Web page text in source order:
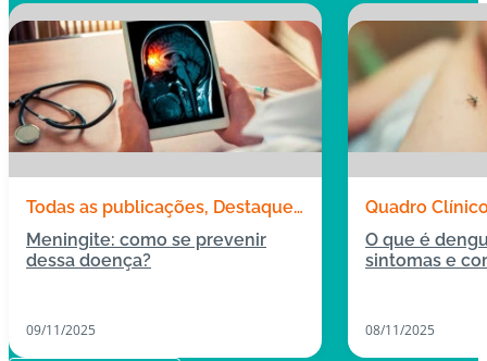
Todas as publicações Destaques
Quadro Clínico
Meningite: como se prevenir
dessa doença?
09/11/2025
Quadro
O que é
sintomas e
08/11/2025